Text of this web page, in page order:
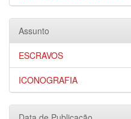
Assunto
ESCRAVOS
ICONOGRAFIA